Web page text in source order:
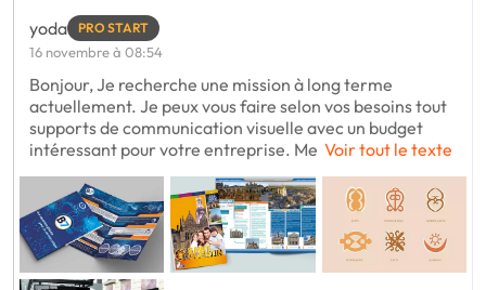
yoda PRO START
16 novembre à 08:54
Bonjour, Je recherche une mission à long terme
actuellement. Je peux vous faire selon vos besoins tout
supports de communication visuelle avec un budget
intéressant pour votre entreprise. Me Voir tout le texte